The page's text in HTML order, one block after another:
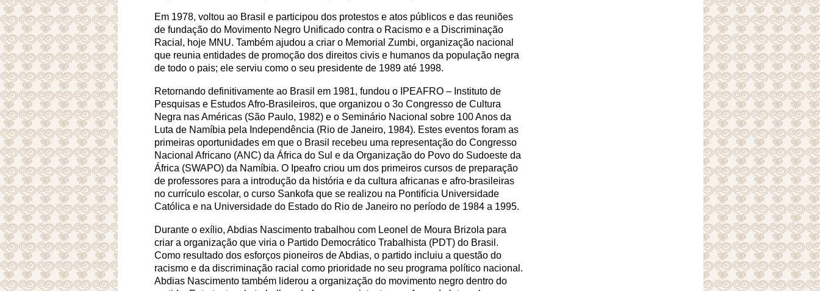
Em 1978, voltou ao Brasil e participou dos protestos e atos públicos e das reuniões
de fundação do Movimento Negro Unificado contra o Racismo e a Discriminação
Racial, hoje MNU. Também ajudou a criar o Memorial Zumbi, organização nacional
que reunia entidades de promoção dos direitos civis e humanos da população negra
de todo o pais; ele serviu como o seu presidente de 1989 até 1998.
Retornando definitivamente ao Brasil em 1981, fundou o IPEAFRO – Instituto de
Pesquisas e Estudos Afro-Brasileiros, que organizou o 3oCongresso de Cultura
Negra nas Américas (São Paulo, 1982) e o Seminário Nacional sobre 100 Anos da
Luta de Namíbia pela Independência (Rio de Janeiro, 1984). Estes eventos foram as
primeiras oportunidades em que o Brasil recebeu uma representação do Congresso
Nacional Africano (ANC) da África do Sul e da Organização do Povo do Sudoeste da
África (SWAPO) da Namíbia. O Ipeafro criou um dos primeiros cursos de preparação
de professores para a introdução da história e da cultura africanas e afro-brasileiras
no currículo escolar, o curso Sankofa que se realizou na Pontifícia Universidade
Católica e na Universidade do Estado do Rio de Janeiro no período de 1984 a 1995.
Durante o exílio, Abdias Nascimento trabalhou com Leonel de Moura Brizola para
criar a organização que viria o Partido Democrático Trabalhista (PDT) do Brasil.
Como resultado dos esforços pioneiros de Abdias, o partido incluiu a questão do
racismo e da discriminação racial como prioridade no seu programa político nacional.
Abdias Nascimento também liderou a organização do movimento negro dentro do